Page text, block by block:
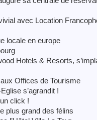
avec Location
locale en europe
Hotels & Resorts,
Offices de Tourisme
s’agrandit !
click !
plus grand des félins